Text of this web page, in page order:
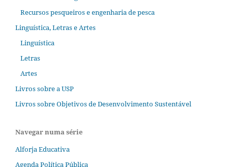
Recursos pesqueiros e engenharia de pesca
Linguística, Letras e Artes
Linguística
Letras
Artes
Livros sobre a USP
Livros sobre Objetivos de Desenvolvimento Sustentável
Navegar numa série
Alforja Educativa
Agenda Política Pública